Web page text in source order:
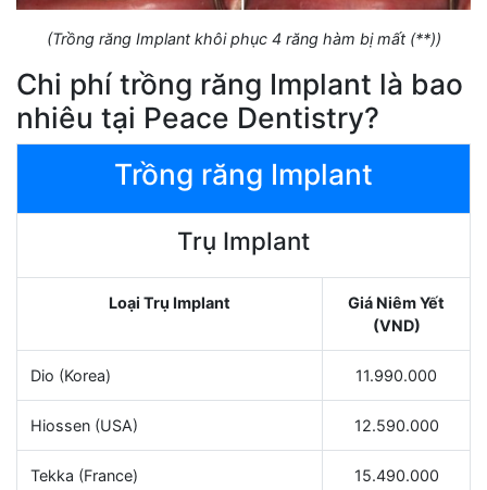
(Trồng răng Implant khôi phục 4 răng hàm bị mất (**))
Chi phí trồng răng Implant là bao
nhiêu tại Peace Dentistry?
Trồng răng Implant
Trụ Implant
Loại Trụ Implant
Giá Niêm Yết
(VND)
Dio (Korea) 11.990.000
Hiossen (USA) 12.590.000
Tekka (France) 15.490.000